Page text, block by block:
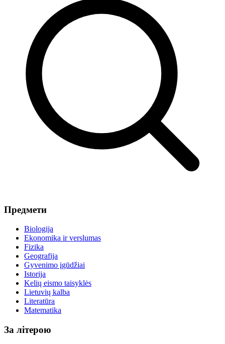
Предмети
Biologija
Ekonomika ir verslumas
Fizika
Geografija
Gyvenimo įgūdžiai
Istorija
Kelių eismo taisyklės
Lietuvių kalba
Literatūra
Matematika
За літерою